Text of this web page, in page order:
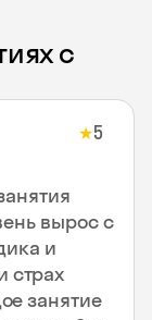
с
★5
вырос с
и
страх
занятие